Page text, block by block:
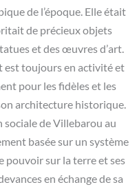
de l’époque. Elle était
de précieux objets
et des œuvres d’art.
est toujours en activité et
pour les fidèles et les
architecture historique.
sociale de Villebarou au
basée sur un système
pouvoir sur la terre et ses
en échange de sa